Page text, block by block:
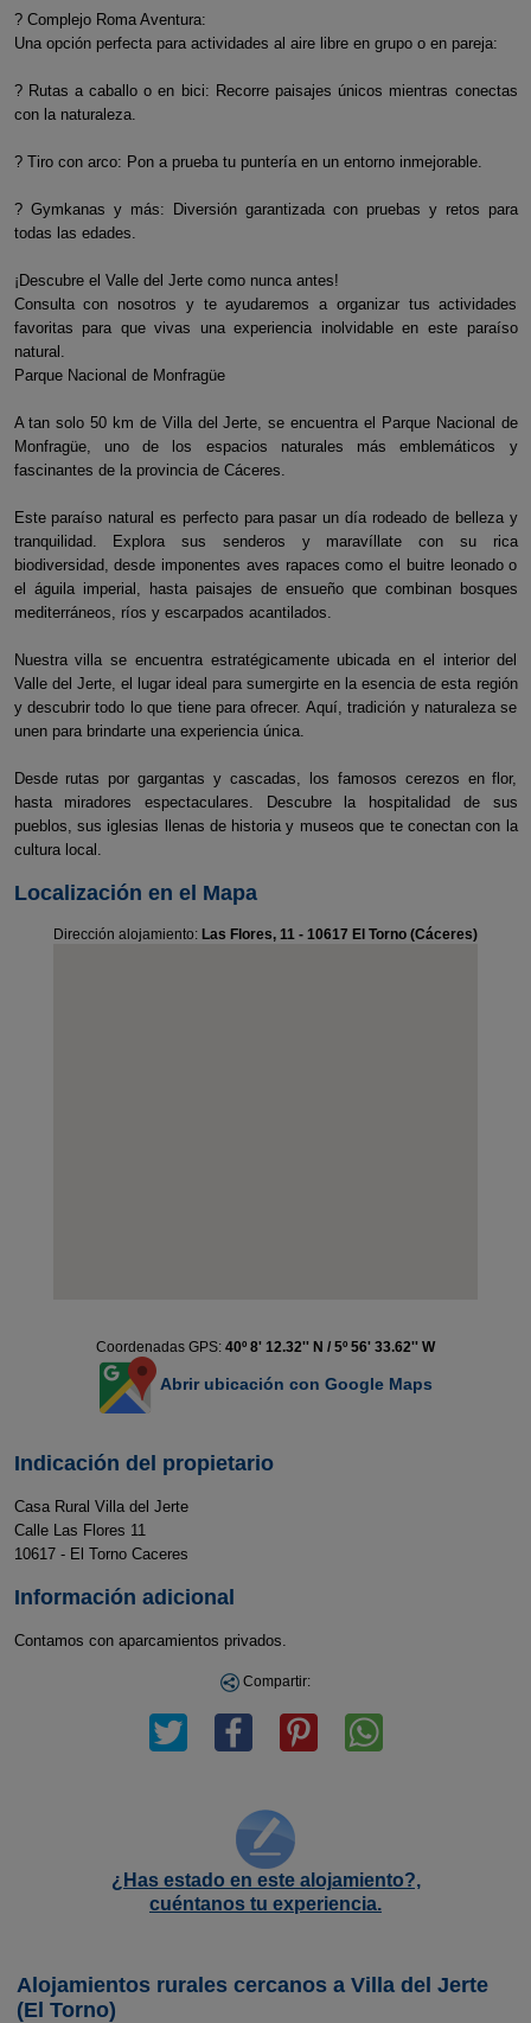
? Complejo Roma Aventura:
Una opción perfecta para actividades al aire libre en grupo o en pareja:
? Rutas a caballo o en bici: Recorre paisajes únicos mientras conectas
con la naturaleza.
? Tiro con arco: Pon a prueba tu puntería en un entorno inmejorable.
? Gymkanas y más: Diversión garantizada con pruebas y retos para
todas las edades.
¡Descubre el Valle del Jerte como nunca antes!
Consulta con nosotros y te ayudaremos a organizar tus actividades
favoritas para que vivas una experiencia inolvidable en este paraíso
natural.
Parque Nacional de Monfragüe
A tan solo 50 km de Villa del Jerte, se encuentra el Parque Nacional de
Monfragüe, uno de los espacios naturales más emblemáticos y
fascinantes de la provincia de Cáceres.
Este paraíso natural es perfecto para pasar un día rodeado de belleza y
tranquilidad. Explora sus senderos y maravíllate con su rica
biodiversidad, desde imponentes aves rapaces como el buitre leonado o
el águila imperial, hasta paisajes de ensueño que combinan bosques
mediterráneos, ríos y escarpados acantilados.
Nuestra villa se encuentra estratégicamente ubicada en el interior del
Valle del Jerte, el lugar ideal para sumergirte en la esencia de esta región
y descubrir todo lo que tiene para ofrecer. Aquí, tradición y naturaleza se
unen para brindarte una experiencia única.
Desde rutas por gargantas y cascadas, los famosos cerezos en flor,
hasta miradores espectaculares. Descubre la hospitalidad de sus
pueblos, sus iglesias llenas de historia y museos que te conectan con la
cultura local.
Localización en el Mapa
Dirección alojamiento: Las Flores, 11 - 10617 El Torno (Cáceres)
Coordenadas GPS: 40º 8' 12.32'' N / 5º 56' 33.62'' W
Abrir ubicación con Google Maps
Indicación del propietario
Casa Rural Villa del Jerte
Calle Las Flores 11
10617 - El Torno Caceres
Información adicional
Contamos con aparcamientos privados.
Compartir:
¿Has estado en este alojamiento?,
cuéntanos tu experiencia.
Alojamientos rurales cercanos a Villa del Jerte
(El Torno)